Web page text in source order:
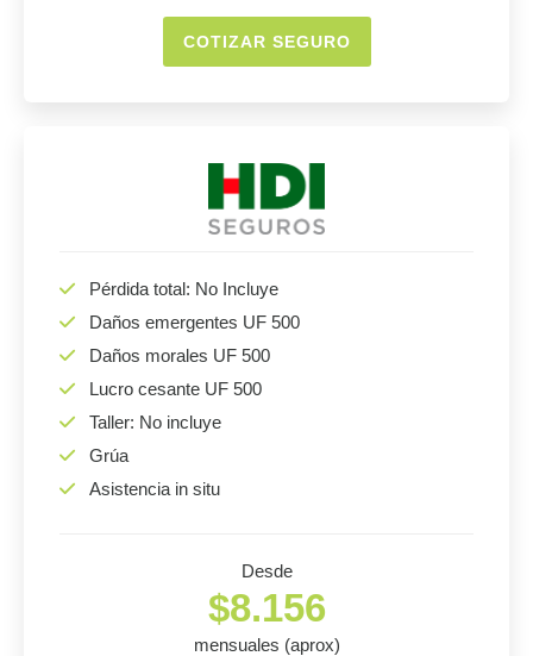
COTIZAR SEGURO
Pérdida total: No Incluye
Daños emergentes UF 500
Daños morales UF 500
Lucro cesante UF 500
Taller: No incluye
Grúa
Asistencia in situ
Desde
$8.156
mensuales (aprox)